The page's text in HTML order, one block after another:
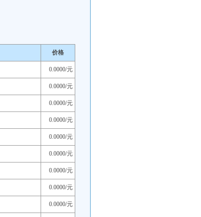
价格
0.0000/元
0.0000/元
0.0000/元
0.0000/元
0.0000/元
0.0000/元
0.0000/元
0.0000/元
0.0000/元